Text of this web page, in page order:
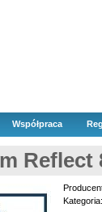
Współpraca
Reflect